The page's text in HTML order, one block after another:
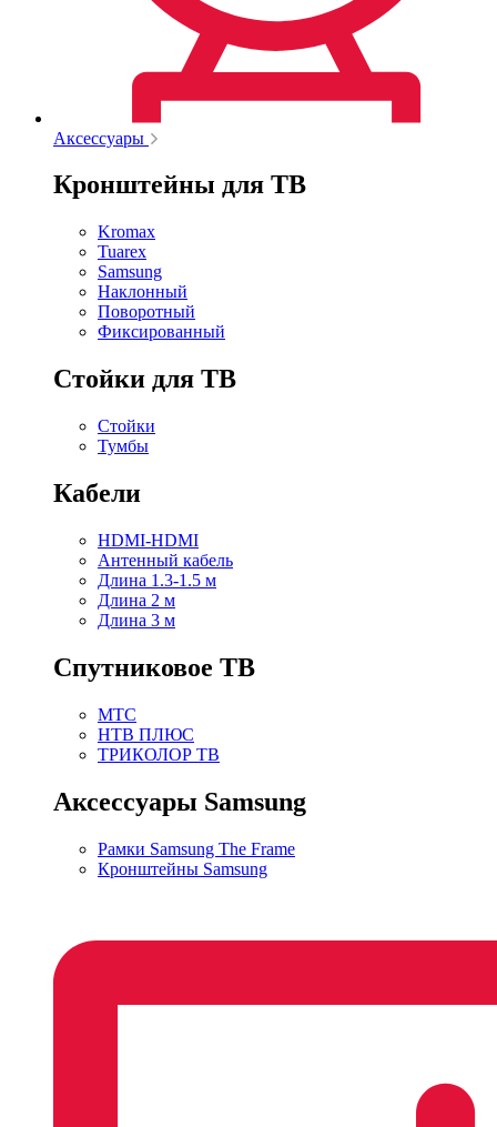
Аксессуары
Кронштейны для ТВ
Kromax
Tuarex
Samsung
Наклонный
Поворотный
Фиксированный
Стойки для ТВ
Стойки
Тумбы
Кабели
HDMI-HDMI
Антенный кабель
Длина 1.3-1.5 м
Длина 2 м
Длина 3 м
Спутниковое ТВ
МТС
НТВ ПЛЮС
ТРИКОЛОР ТВ
Аксессуары Samsung
Рамки Samsung The Frame
Кронштейны Samsung